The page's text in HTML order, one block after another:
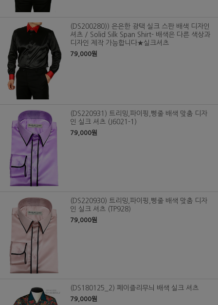
(DS200280)) 은은한 광택 실크 스판 배색 디자인
셔츠 / Solid Silk Span Shirt- 배색은 다른 색상과
디자인 제작 가능합니다★실크셔츠
79,000원
(DS220931) 트리밍,파이핑,삥줄 배색 맞춤 디자
인 실크 셔츠 (J6021-1)
79,000원
(DS220930) 트리밍,파이핑,삥줄 배색 맞춤 디자
인 실크 셔츠 (TP928)
79,000원
(DS180125_2) 페이즐리무늬 배색 실크 셔츠
79,000원